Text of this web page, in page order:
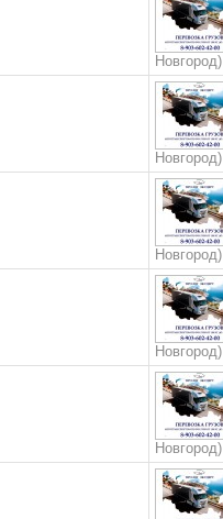
Новгород)
Новгород)
Новгород)
Новгород)
Новгород)